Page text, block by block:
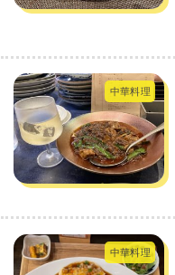
中華料理
中華料理